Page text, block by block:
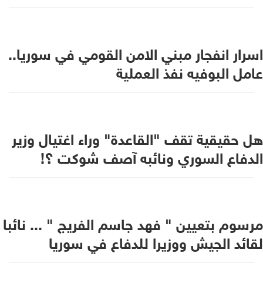
اسرار انفجار مبني الامن القومي في سوريا..
عامل البوفيه نفذ العملية
هل حقيقية تقف "القاعدة" وراء اغتيال وزير
الدفاع السوري ونائبه آصف شوكت ؟!
مرسوم بتعيين " فهد جاسم الفريج " ... نائبا
لقائد الجيش ووزيرا للدفاع في سوريا